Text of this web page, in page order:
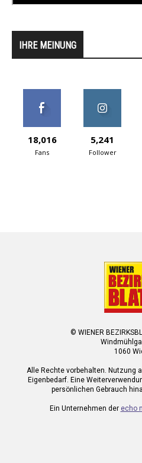
IHRE MEINUNG
18,016
Fans
5,241
Follower
© WIENER
1060
Alle Rechte vorbehalten. Nutzung
Eigenbedarf. Eine
persönlichen Gebrauch
Ein Unternehmen der echo